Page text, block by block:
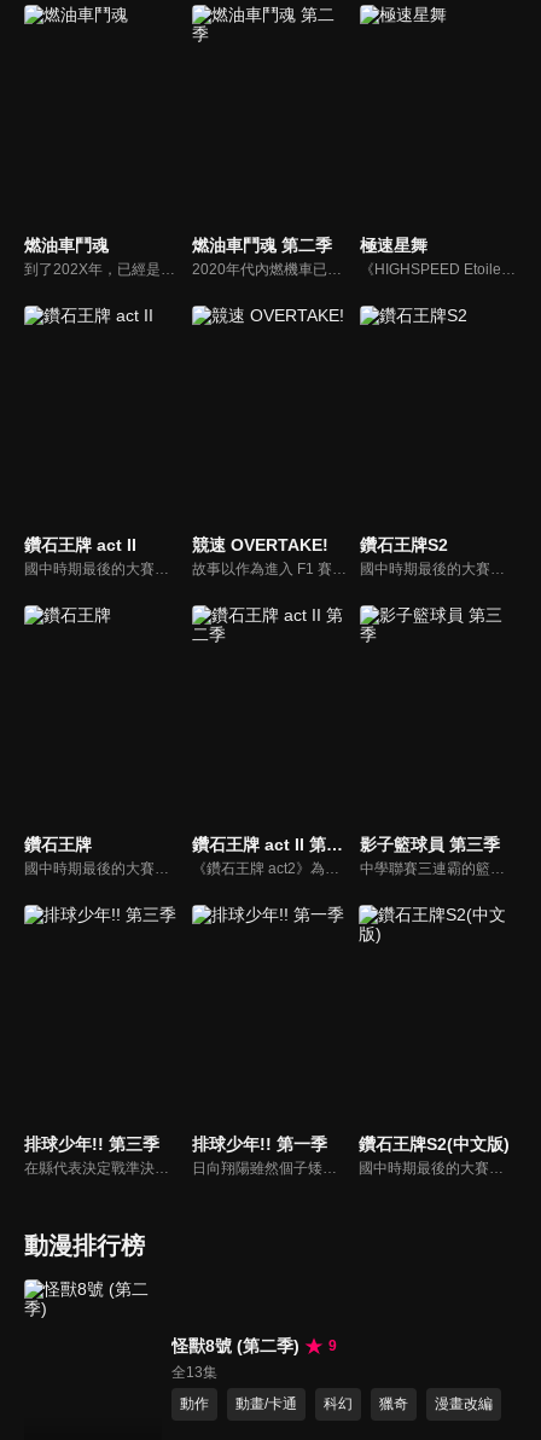
燃油車鬥魂 燃油車鬥魂 第二季
2020年代內燃機車已停產的日本，以汽油為動力「MFG」賽事使全球為之瘋狂。片桐夏向為尋找失蹤的父親來到日本，因想向父親傳達自己的存在而參加MFG賽事。在Porsche、Ferrari、Lamborghini等超跑參賽的局面下，夏向以2.0L無渦輪增壓的Toyota86迎戰敵手。夏向與寄宿家庭獨身女西園寺戀之間的故事、MFG賽車手們互相交流技術及想法，多條故事線同時展開。
極速星舞
鑽石王牌 act II
國中時期最後的大賽中，卻在第一回戰中投出了暴投而輸掉比賽的投手澤村榮純，本來決定要與國中時期的朋友一同考入故鄉的高中，卻被東京的棒球名校青道高中挖角，並在那裡遇見了天才捕手御幸一也、同伴們和比賽對手，為了實現進入甲子園的夢想澤村榮純下定決心加強鍛鍊，努力達到自己的目標。
競速 OVERTAKE!
故事以作為進入 F1 賽事的門票、被稱為「賽車甲子園」F4（Formula4）的世界為主題，為了取財的孝哉遇上了高中生賽車手悠，與兩人為中心就此展開了故事。
鑽石王牌S2
國中時期最後的大賽中，卻在第一回戰中投出了暴投而輸掉比賽的投手澤村榮純，本來決定要與國中時期的朋友一同考入故鄉的高中，卻被東京的棒球名校青道高中挖角，並在那裡遇見了天才捕手御幸一也、同伴們和比賽對手，為了實現進入甲子園的夢想澤村榮純下定決心加強鍛鍊，努力達到自己的目標。
鑽石王牌
國中時期最後的大賽中，卻在第一回戰中投出了暴投而輸掉比賽的投手澤村榮純，本來決定要與國中時期的朋友一同考入故鄉的高中，卻被東京的棒球名校青道高中挖角，並在那裡遇見了天才捕手御幸一也、同伴們和比賽對手，為了實現進入甲子園的夢想澤村榮純下定決心加強鍛鍊，努力達到自己的目標。
鑽石王牌 act II 第二季
《鑽石王牌 act2》為《鑽石王牌》第二部作品，故事藉由以稱霸國中聯賽為目標的澤村榮純為主角，在最後一次的聯賽中，因為自己的暴投而輸了比賽。他發誓要和以前的隊友去高中一雪前恥，後來，因為棒球名校青道高中球探來訪，澤村去參觀了青道高中的練習。在見習中，馬上就遭受到棒球高中名校的洗禮，不過也因此讓他遇到才華洋溢的捕手御幸，重新燃起了澤村對棒球的熱情。
影子籃球員 第三季
中學聯賽三連霸的籃球強豪「帝光中學」，部員數超過百人，其中更有著被譽為「奇蹟的世代」的五位天才籃球選手，和一個既沒有出場紀錄，也無人記得他的人——夢幻的第六人。天才籃球選手火神大我立志打敗「奇蹟的世代」並成為日本第一的籃球選手，而黑子哲也決定成為他的「影子」幫助他！
排球少年!! 第三季
在縣代表決定戰準決賽的第三局，青葉城西來到了賽末點。烏野以所有的實力面對最後一局，終於分出了輸贏！打敗了宿敵青葉城西，緊接著就是與王者白鳥澤展開縣代表決定戰的決賽了。烏野能否對白鳥澤還以顏色？
排球少年!! 第一季
日向翔陽雖然個子矮小但運動神經發達，並對排球充滿熱誠，但他在國中唯一參加過的排球比賽中，遇上排球強校強豪北川第一中學，並被對手的舉球員影山飛雄壓著打，日向的隊伍理所當然地輸了比賽，但日向誓言未來一定要打敗對方。升上高中後，日向與影山卻進入了同一所烏野高中的排球部，成為最強搭擋。
鑽石王牌S2(中文版)
國中時期最後的大賽中，卻在第一回戰中投出了暴投而輸掉比賽的投手澤村榮純，本來決定要與國中時期的朋友一同考入故鄉的高中，卻被東京的棒球名校青道高中挖角，並在那裡遇見了天才捕手御幸一也、同伴們和比賽對手，為了實現進入甲子園的夢想澤村榮純下定決心加強鍛鍊，努力達到自己的目標。
動漫排行榜
怪獸8號 (第二季)
9
全13集
動作
動畫/卡通 科幻 獵奇 漫畫改編